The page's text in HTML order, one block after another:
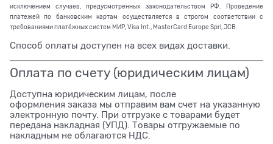
исключением случаев, предусмотренных законодательством РФ. Проведение
платежей по банковским картам осуществляется в строгом соответствии с
требованиями платёжных систем МИР, Visa Int., MasterCard Europe Sprl, JCB.
Способ оплаты доступен на всех видах доставки.
Оплата по счету (юридическим лицам)
Доступна юридическим лицам, после
оформления заказа мы отправим вам счет на указанную
электронную почту. При отгрузке с товарами будет
передана накладная (УПД). Товары отгружаемые по
накладным не облагаются НДС.